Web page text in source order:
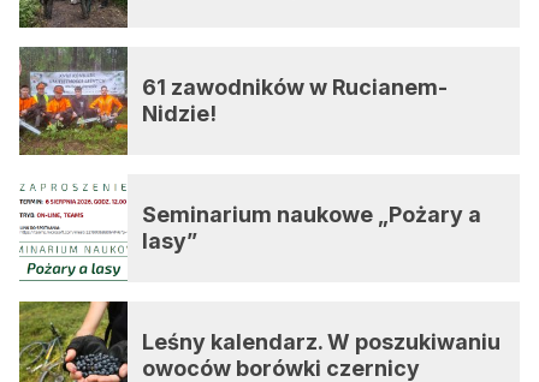
61 zawodników w Rucianem-
Nidzie!
Seminarium naukowe „Pożary a
lasy”
Leśny kalendarz. W poszukiwaniu
owoców borówki czernicy